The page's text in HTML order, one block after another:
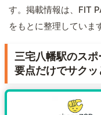
す。掲載情報は、FIT
をもとに整理していま
三宅八幡駅のスポ
要点だけでサクッ